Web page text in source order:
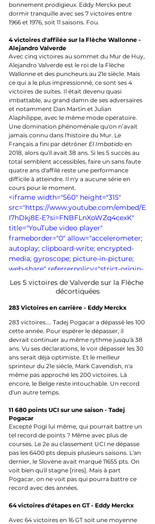
bonnement prodigieux. Eddy Merckx peut
dormir tranquille avec ses 7 victoires entre
1966 et 1976, soit 11 saisons. Fou.
4 victoires d'affilée sur la Flèche Wallonne -
Alejandro Valverde
Avec cinq victoires au sommet du Mur de Huy,
Alejandro Valverde est le roi de la Flèche
Wallonne et des puncheurs au 21e siècle. Mais
ce qui a le plus impressionné, ce sont ses 4
victoires de suites. Il était devenu quasi
imbattable, au grand damn de ses adversaires
et notamment Dan Martin et Julian
Alaphilippe, avec le même mode opératoire.
Une domination phénoménale qu'on n’avait
jamais connu dans l'histoire du Mur. Le
Français a fini par détrôner El Imbatido en
2018, alors qu'il avait 38 ans. Si les 5 succès au
total semblent accessibles, faire un sans faute
quatre ans d'affilé reste une performance
difficile à atteindre. Il n'y a aucune série en
cours pour le moment.
<iframe width="560" height="315"
src="https://www.youtube.com/embed/E
I7hDkj8E-E?si=FNBFLnXoWZq4cexK"
title="YouTube video player"
frameborder="0" allow="accelerometer;
autoplay; clipboard-write; encrypted-
media; gyroscope; picture-in-picture;
web-share" referrerpolicy="strict-origin-
when-cross-origin" allowfullscreen>
Les 5 victoires de Valverde sur la Flèche
décortiquées
283 Victoires en carrière - Eddy Merckx
283 victoires.... Tadej Pogacar a dépassé les 100
cette année. Pour espérer le dépasser, il
devrait continuer au même rythme jusqu'à 38
ans. Vu ses déclarations, le voir dépasser les 30
ans serait déjà optimiste. Et le meilleur
sprinteur du 21e siècle, Mark Cavendish, n'a
même pas approché les 200 victoires. Là
encore, le Belge reste intouchable. Un record
d'un autre temps.
11 680 points UCI sur une saison - Tadej
Pogacar
Excepté Pogi lui même, qui pourrait battre un
tel record de points ? Même avec plus de
courses. Le 2e au classement UCI ne dépasse
pas les 6400 pts depuis plusieurs saisons. L'an
dernier, le Slovène avait marqué 11655 pts. On
voit bien qu'il stagne [rires]. Mais à part
Pogacar, on ne voit pas qui pourra battre ce
record avec des années.
64 victoires d'étapes en GT - Eddy Merckx
Avec 64 victoires en 16 GT soit une moyenne